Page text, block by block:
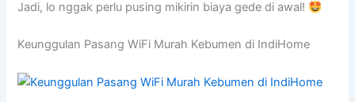
Jadi, lo nggak perlu pusing mikirin biaya gede di awal!
Keunggulan Pasang WiFi Murah Kebumen di IndiHome